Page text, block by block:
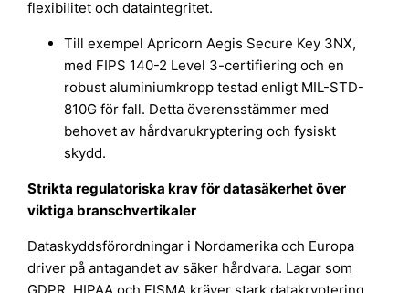
flexibilitet och dataintegritet.
Till exempel Apricorn Aegis Secure Key 3NX,
med FIPS 140-2 Level 3-certifiering och en
robust aluminiumkropp testad enligt MIL-STD-
810G för fall. Detta överensstämmer med
behovet av hårdvarukryptering och fysiskt
skydd.
Strikta regulatoriska krav för datasäkerhet över
viktiga branschvertikaler
Dataskyddsförordningar i Nordamerika och Europa
driver på antagandet av säker hårdvara. Lagar som